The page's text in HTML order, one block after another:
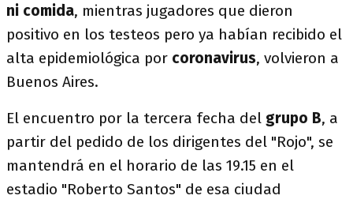
ni comida, mientras jugadores que dieron
positivo en los testeos pero ya habían recibido el
alta epidemiológica por coronavirus, volvieron a
Buenos Aires.
El encuentro por la tercera fecha del grupo B, a
partir del pedido de los dirigentes del "Rojo", se
mantendrá en el horario de las 19.15 en el
estadio "Roberto Santos" de esa ciudad